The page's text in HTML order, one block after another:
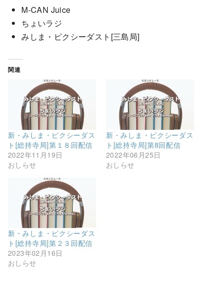
M-CAN Juice
ちょいラジ
みしま・ピクシーダスト[三島局]
関連
新・みしま・ピクシーダス
ト[総持寺局]第１８回配信
2022年11月19日
おしらせ
新・みしま・ピクシーダス
ト[総持寺局]第8回配信
2022年06月25日
おしらせ
新・みしま・ピクシーダス
ト[総持寺局]第２３回配信
2023年02月16日
おしらせ